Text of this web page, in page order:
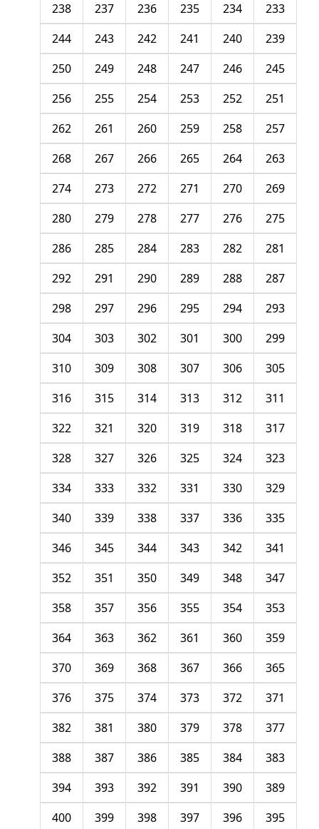
233
234
235
236
237
238
239
240
241
242
243
244
245
246
247
248
249
250
251
252
253
254
255
256
257
258
259
260
261
262
263
264
265
266
267
268
269
270
271
272
273
274
275
276
277
278
279
280
281
282
283
284
285
286
287
288
289
290
291
292
293
294
295
296
297
298
299
300
301
302
303
304
305
306
307
308
309
310
311
312
313
314
315
316
317
318
319
320
321
322
323
324
325
326
327
328
329
330
331
332
333
334
335
336
337
338
339
340
341
342
343
344
345
346
347
348
349
350
351
352
353
354
355
356
357
358
359
360
361
362
363
364
365
366
367
368
369
370
371
372
373
374
375
376
377
378
379
380
381
382
383
384
385
386
387
388
389
390
391
392
393
394
395
396
397
398
399
400